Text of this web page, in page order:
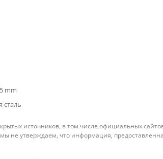
mm
источников, в том числе официальных
не утверждаем, что информация,